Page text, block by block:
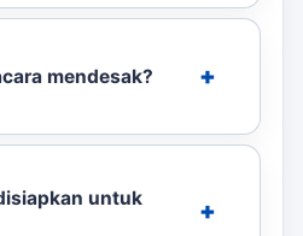
mendesak?
untuk